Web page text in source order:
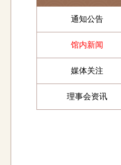
通知公告
馆内新闻
媒体关注
理事会资讯